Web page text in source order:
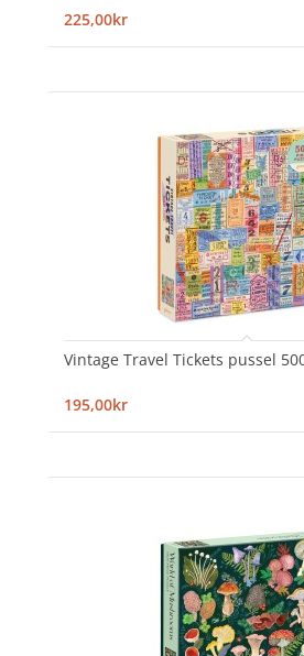
225,00kr
Vintage Travel Tickets pussel
195,00kr